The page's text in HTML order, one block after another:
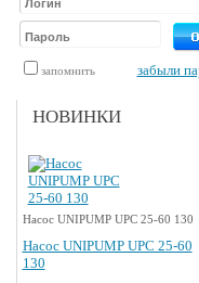
запомнить забыли
НОВИНКИ
Насос UNIPUMP UPС 25-60 130
Насос UNIPUMP UPС 25-60
130